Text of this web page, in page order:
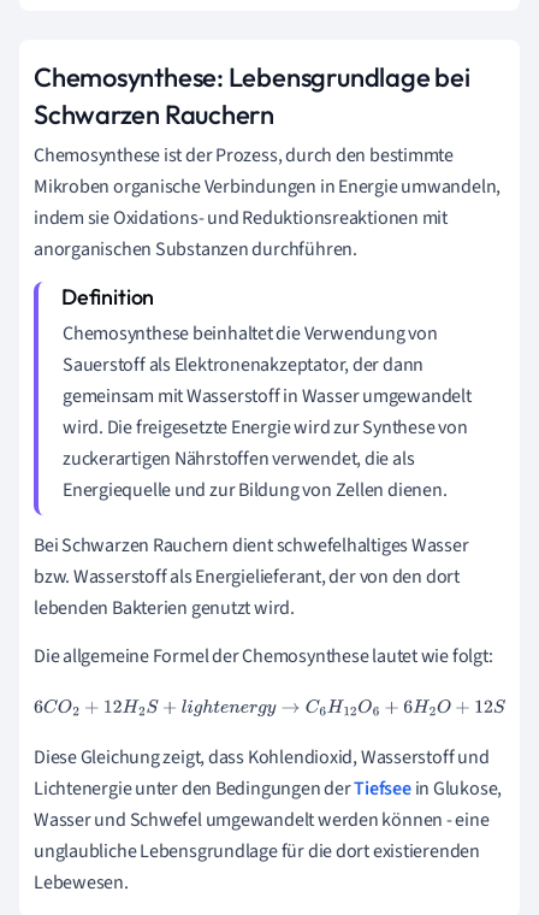
Chemosynthese: Lebensgrundlage bei
Schwarzen Rauchern
Chemosynthese ist der Prozess, durch den bestimmte
Mikroben organische Verbindungen in Energie umwandeln,
indem sie Oxidations- und Reduktionsreaktionen mit
anorganischen Substanzen durchführen.
Chemosynthese beinhaltet die Verwendung von
Sauerstoff als Elektronenakzeptator, der dann
gemeinsam mit Wasserstoff in Wasser umgewandelt
wird. Die freigesetzte Energie wird zur Synthese von
zuckerartigen Nährstoffen verwendet, die als
Energiequelle und zur Bildung von Zellen dienen.
Bei Schwarzen Rauchern dient schwefelhaltiges Wasser
bzw. Wasserstoff als Energielieferant, der von den dort
lebenden Bakterien genutzt wird.
Die allgemeine Formel der Chemosynthese lautet wie folgt:
6C O2+12H2S+lightenergy→C 6H12O6+6 H2O+12S
Diese Gleichung zeigt, dass Kohlendioxid, Wasserstoff und
Lichtenergie unter den Bedingungen derTiefseein Glukose,
Wasser und Schwefel umgewandelt werden können - eine
unglaubliche Lebensgrundlage für die dort existierenden
Lebewesen.